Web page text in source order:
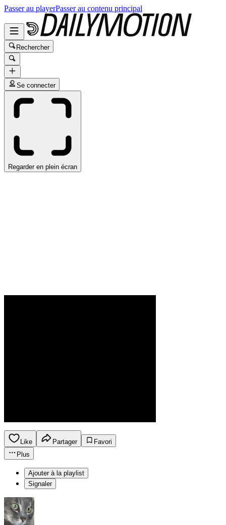
Passer au playerPasser au contenu principal
Rechercher
Se connecter
Regarder en plein écran
Like Partager
Favori
Plus
Ajouter à la playlist
Signaler